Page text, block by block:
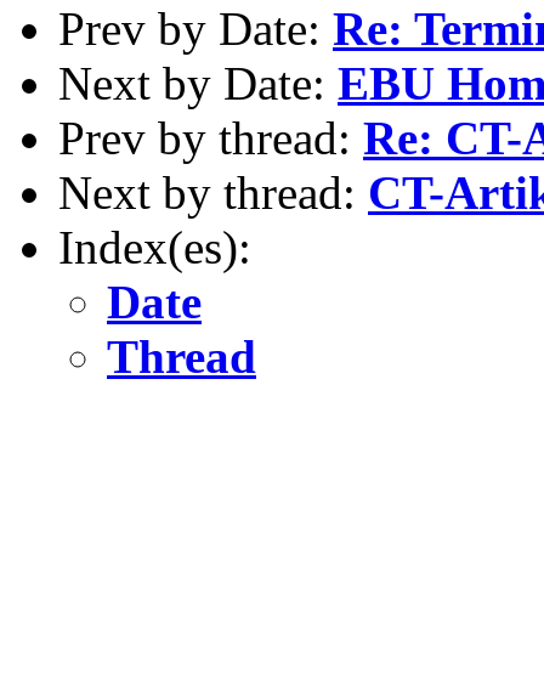
Prev by Date: Re:
Next by Date: EBU
Prev by thread: Re:
Next by thread: CT-
Index(es):
Date
Thread